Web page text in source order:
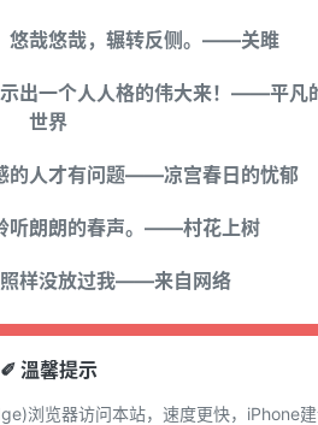
悠哉悠哉，辗转反侧。——关雎
出一个人人格的伟大来！——平凡
世界
的人才有问题——凉宫春日的忧郁
听朗朗的春声。——村花上树
样没放过我——来自网络
✐ 溫馨提示
浏览器访问本站，速度更快，iPhone